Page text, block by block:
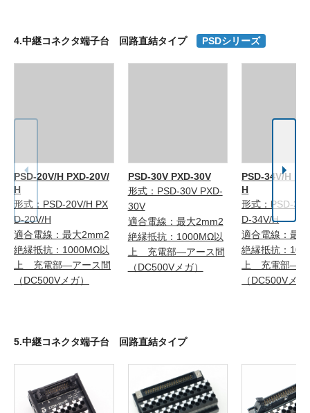
4.中継コネクタ端子台 回路直結タイプ PSDシリーズ
PSD-20V/H PXD-20V/
H
形式：PSD-20V/H PX
D-20V/H
適合電線：最大2mm2
絶縁抵抗：1000MΩ以
上 充電部―アース間
（DC500Vメガ）
PSD-30V PXD-30V
形式：PSD-30V PXD-
30V
適合電線：最大2mm2
絶縁抵抗：1000MΩ以
上 充電部―アース間
（DC500Vメガ）
PSD-34V/H
H
形式：PSD-
D-34V/H
適合電線：最
絶縁抵抗：
上 充電部―ア
（DC500Vメガ
5.中継コネクタ端子台 回路直結タイプ